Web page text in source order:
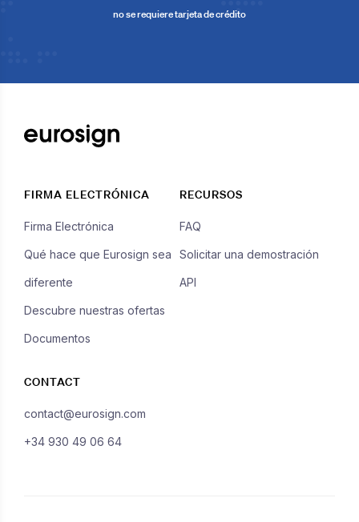
no se requiere tarjeta de crédito
FIRMA ELECTRÓNICA
Firma Electrónica
Qué hace que Eurosign sea
diferente
Descubre nuestras ofertas
Documentos
RECURSOS
FAQ
Solicitar una demostración
API
CONTACT
contact@eurosign.com
+34 930 49 06 64